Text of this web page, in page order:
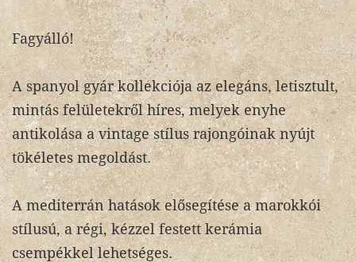
Fagyálló!
A spanyol gyár kollekciója az elegáns, letisztult,
mintás felületekről híres, melyek enyhe
antikolása a vintage stílus rajongóinak nyújt
tökéletes megoldást.
A mediterrán hatások elősegítése a marokkói
stílusú, a régi, kézzel festett kerámia
csempékkel lehetséges.